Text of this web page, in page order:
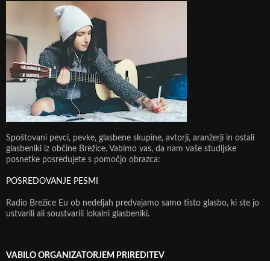
Spoštovani pevci, pevke, glasbene skupine, avtorji, aranžerji in ostali
glasbeniki iz občine Brežice. Vabimo vas, da nam vaše studijske
posnetke posredujete s pomočjo obrazca:
POSREDOVANJE PESMI
Radio Brežice Eu ob nedeljah predvajamo samo tisto glasbo, ki ste jo
ustvarili ali soustvarili lokalni glasbeniki.
VABILO ORGANIZATORJEM PRIREDITEV